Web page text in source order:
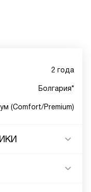
2 года
Болгария*
(Comfort/Premium)